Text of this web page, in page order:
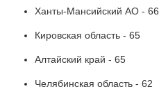
Ханты-Мансийский АО - 66
Кировская область - 65
Алтайский край - 65
Челябинская область - 62